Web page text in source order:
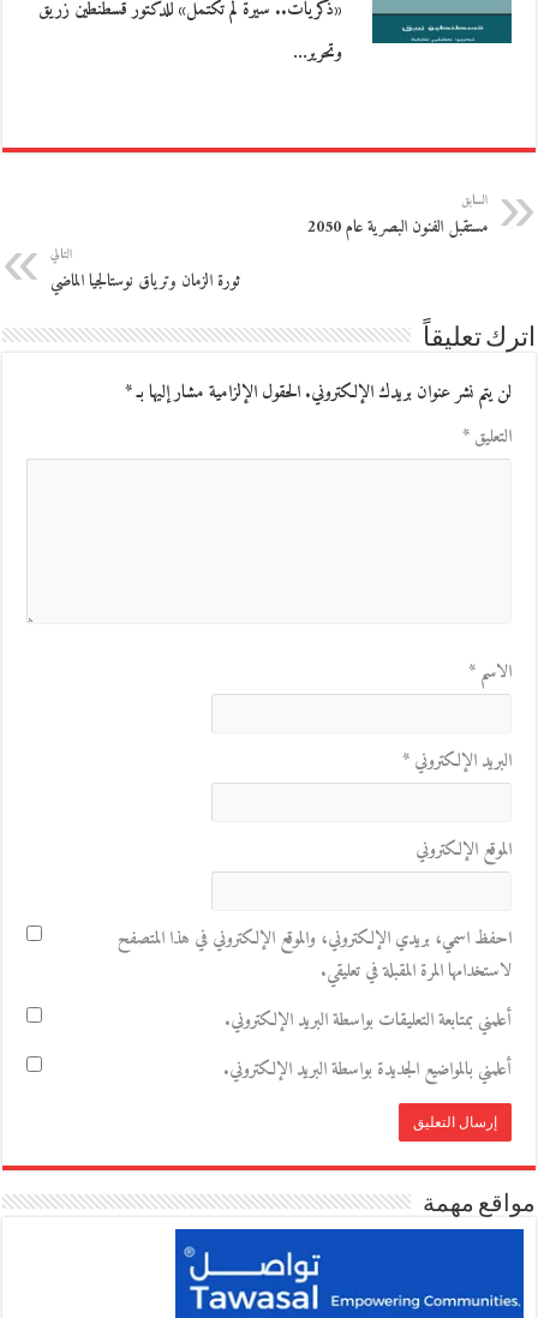
«ذكريات.. سيرة لم تكتمل» للدكتور قسطنطين زريق
وتحرير…
السابق
مستقبل الفنون البصرية عام 2050
التالي
ثورة الزمان وترياق نوستالجيا الماضي
اترك تعليقاً
لن يتم نشر عنوان بريدك الإلكتروني.الحقول الإلزامية مشار إليها بـ*
التعليق*
الاسم*
البريد الإلكتروني*
الموقع الإلكتروني
احفظ اسمي، بريدي الإلكتروني، والموقع الإلكتروني في هذا المتصفح
لاستخدامها المرة المقبلة في تعليقي.
أعلمني بمتابعة التعليقات بواسطة البريد الإلكتروني.
أعلمني بالمواضيع الجديدة بواسطة البريد الإلكتروني.
مواقع مهمة